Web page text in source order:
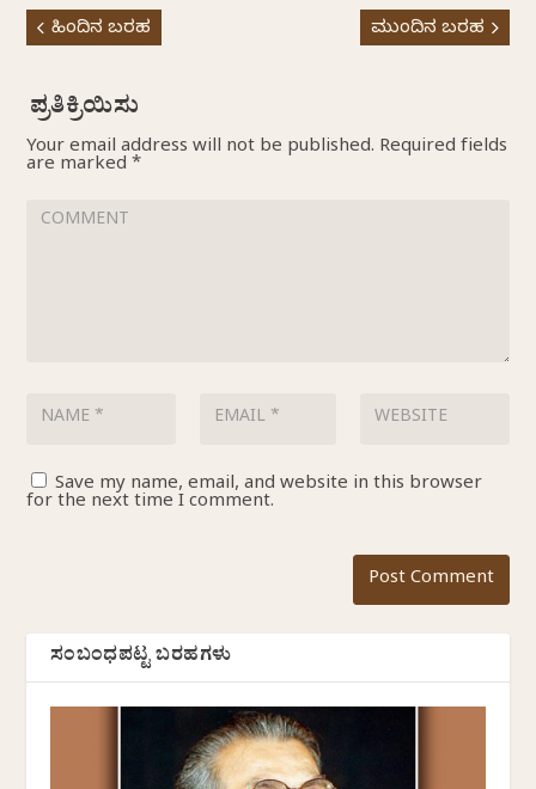
ಹಿಂದಿನ ಬರಹ ಮುಂದಿನ ಬರಹ
Your email address will not be published. Required fields
are marked*
Save my name, email, and website in this browser
for the next time I comment.
ಸಂಬಂಧಪಟ್ಟ ಬರಹಗಳು